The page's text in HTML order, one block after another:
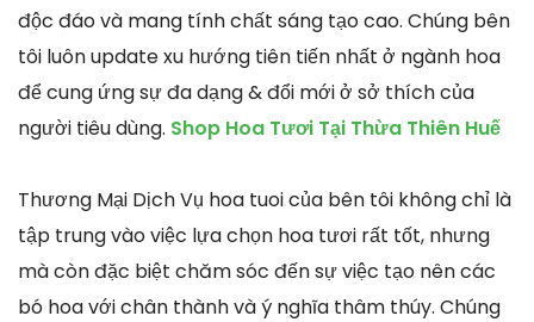
độc đáo và mang tính chất sáng tạo cao. Chúng bên
tôi luôn update xu hướng tiên tiến nhất ở ngành hoa
để cung ứng sự đa dạng & đổi mới ở sở thích của
người tiêu dùng. Shop Hoa Tươi Tại Thừa Thiên Huế
Thương Mại Dịch Vụ hoa tuoi của bên tôi không chỉ là
tập trung vào việc lựa chọn hoa tươi rất tốt, nhưng
mà còn đặc biệt chăm sóc đến sự việc tạo nên các
bó hoa với chân thành và ý nghĩa thâm thúy. Chúng